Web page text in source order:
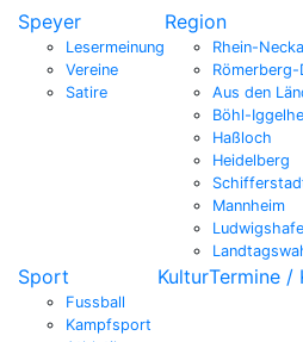
Speyer
Lesermeinung
Vereine
Satire
Region
Rhein-
Aus den
Böhl-
Haßloch
Heidelberg
Mannheim
Sport
Fussball
Kampfsport
KulturTermine /